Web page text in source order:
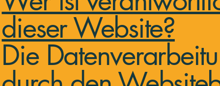
dieser Website?
Die